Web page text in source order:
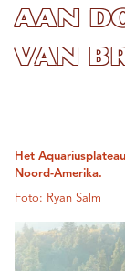
aan
van
Het
Noord-Amerika.
Foto: Ryan Salm